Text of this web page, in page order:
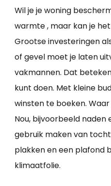
Wil je je woning
warmte , maar kan je
Grootse investeringen
of gevel moet je laten
vakmannen. Dat
kunt doen. Met kleine
winsten te boeken.
Nou, bijvoorbeeld
gebruik maken van
plakken en een plafond
klimaatfolie.